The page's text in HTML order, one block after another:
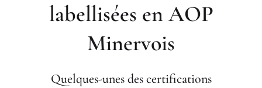
labellisées en AOP
Minervois
Quelques-unes des certifications